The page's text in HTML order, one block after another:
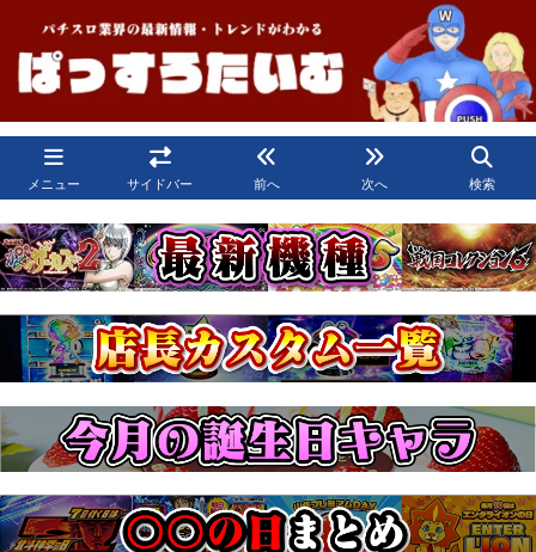
メニュー サイドバー 前へ 次へ 検索